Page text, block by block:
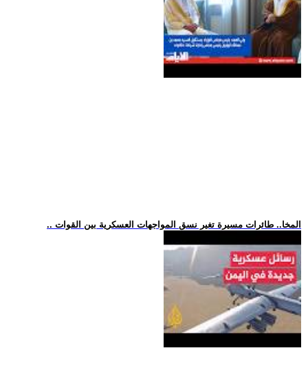
.. المخا.. طائرات مسيرة تغير نسق المواجهات العسكرية بين القوات